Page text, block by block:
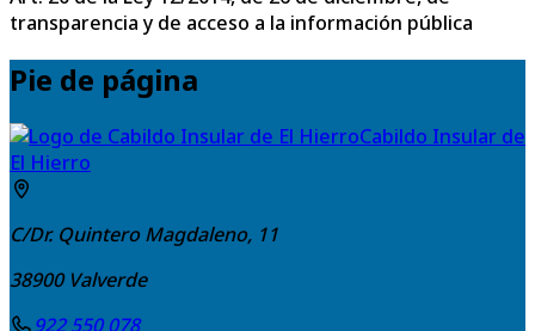
transparencia y de acceso a la información pública
Pie de página
Cabildo Insular de
El Hierro
C/Dr. Quintero Magdaleno, 11
38900 Valverde
922 550 078